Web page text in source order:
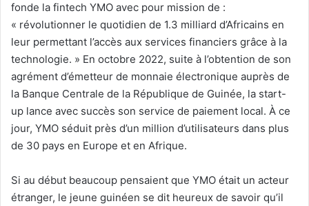
fonde la fintech YMO avec pour mission de :
« révolutionner le quotidien de 1.3 milliard d’Africains en
leur permettant l’accès aux services financiers grâce à la
technologie. » En octobre 2022, suite à l’obtention de son
agrément d’émetteur de monnaie électronique auprès de
la Banque Centrale de la République de Guinée, la start-
up lance avec succès son service de paiement local. À ce
jour, YMO séduit près d’un million d’utilisateurs dans plus
de 30 pays en Europe et en Afrique.
Si au début beaucoup pensaient que YMO était un acteur
étranger, le jeune guinéen se dit heureux de savoir qu’il